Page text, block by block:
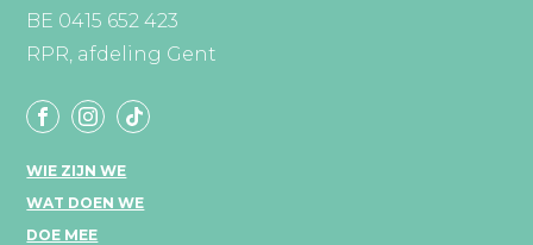
BE 0415 652 423
RPR, afdeling Gent
WIE ZIJN WE
WAT DOEN WE
DOE MEE